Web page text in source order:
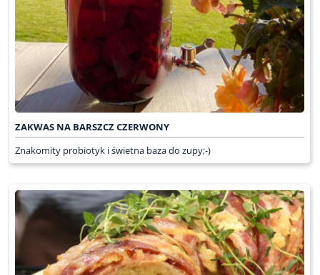
ZAKWAS NA BARSZCZ CZERWONY
Znakomity probiotyk i świetna baza do zupy;-)